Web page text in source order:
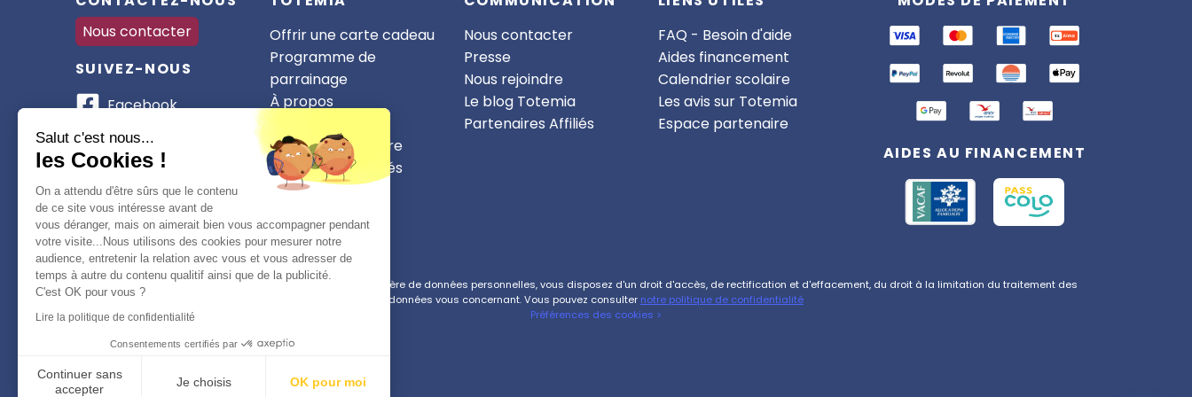
Nous contacter
SUIVEZ-NOUS
Facebook
Instagram
WhatsApp
TikTok
Offrir une carte cadeau
Programme de
parrainage
À propos
Devenir partenaire
CSE et collectivités
Nous contacter
Presse
Nous rejoindre
Le blog Totemia
Partenaires Affiliés
FAQ - Besoin d'aide
Aides financement
Calendrier scolaire
Les avis sur Totemia
Espace partenaire
AIDES AU FINANCEMENT
Conformément à la réglementation applicable en matière de données personnelles, vous disposez d'un droit d'accès, de rectification et d'effacement, du droit à la limitation du traitement des
données vous concernant. Vous pouvez consulter notre politique de confidentialité
Préférences des cookies >
En ligne
Totemia. Posez-moi vos
Salut c'est nous...
les Cookies !
On a attendu d'être sûrs que le contenu
de ce site vous intéresse avant de
vous déranger, mais on aimerait bien vous accompagner pendant
votre visite...Nous utilisons des cookies pour mesurer notre
audience, entretenir la relation avec vous et vous adresser de
temps à autre du contenu qualitif ainsi que de la publicité.
C'est OK pour vous ?
Lire la politique de confidentialité
Consentements certifiés par
Continuer sans
accepter
Je choisis OK pour moi